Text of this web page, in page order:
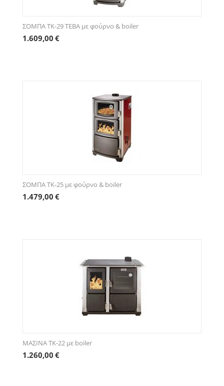
ΣΟΜΠΑ ΤK-29 TEBA με φούρνο & boiler
1.609,00 €
ΣΟΜΠΑ ΤK-25 με φούρνο & boiler
1.479,00 €
ΜΑΣΙΝΑ ΤΚ-22 με boiler
1.260,00 €